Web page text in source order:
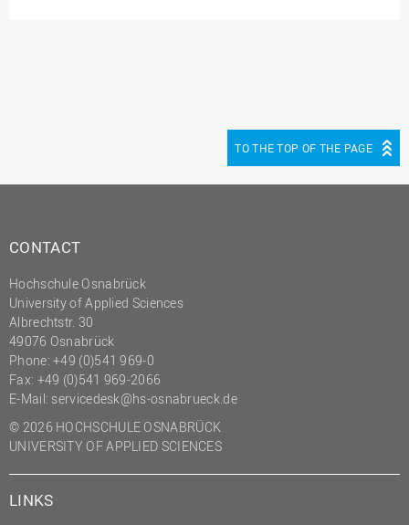
TO THE TOP OF THE PAGE
CONTACT
Hochschule Osnabrück
University of Applied Sciences
Albrechtstr. 30
49076 Osnabrück
Phone: +49 (0)541 969-0
Fax: +49 (0)541 969-2066
E-Mail: servicedesk@hs-osnabrueck.de
© 2026 HOCHSCHULE OSNABRÜCK
UNIVERSITY OF APPLIED SCIENCES
LINKS